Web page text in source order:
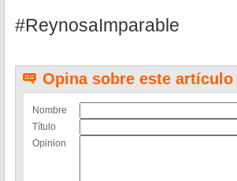
#ReynosaImparable
Opina sobre este artículo
Nombre
Título
Opinion